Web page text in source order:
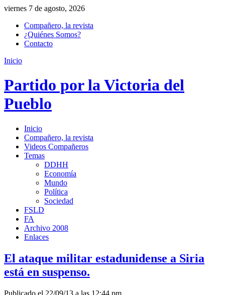
viernes 7 de agosto, 2026
Compañero, la revista
¿Quiénes Somos?
Contacto
Inicio
Partido por la Victoria del
Pueblo
Inicio
Compañero, la revista
Videos Compañeros
Temas
DDHH
Economía
Mundo
Política
Sociedad
FSLD
FA
Archivo 2008
Enlaces
El ataque militar estadunidense a Siria
está en suspenso.
Publicado el 22/09/13 a las 12:44 pm